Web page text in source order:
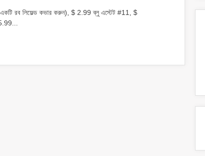
রব লিফেল্ড কভার করুন), $ 2.99 ব্লু এস্টেট #11, $